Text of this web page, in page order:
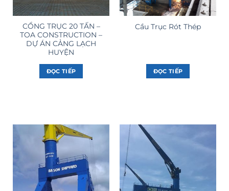
CỔNG TRỤC 20 TẤN –
TOA CONSTRUCTION –
DỰ ÁN CẢNG LẠCH
HUYỆN
ĐỌC TIẾP
Cầu Trục Rót Thép
ĐỌC TIẾP